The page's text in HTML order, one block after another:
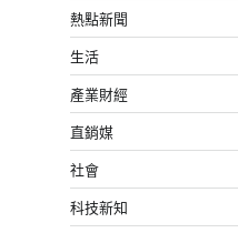
熱點新聞
生活
產業財經
直銷媒
社會
科技新知